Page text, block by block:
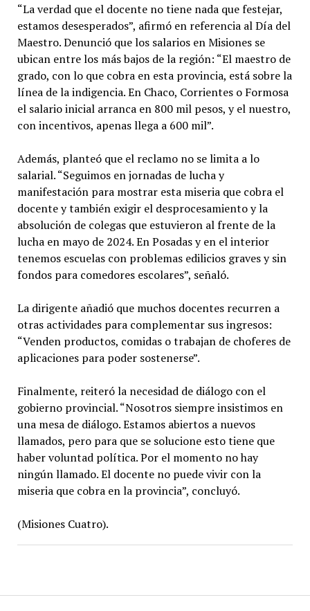
“La verdad que el docente no tiene nada que festejar,
estamos desesperados”, afirmó en referencia al Día del
Maestro. Denunció que los salarios en Misiones se
ubican entre los más bajos de la región: “El maestro de
grado, con lo que cobra en esta provincia, está sobre la
línea de la indigencia. En Chaco, Corrientes o Formosa
el salario inicial arranca en 800 mil pesos, y el nuestro,
con incentivos, apenas llega a 600 mil”.
Además, planteó que el reclamo no se limita a lo
salarial. “Seguimos en jornadas de lucha y
manifestación para mostrar esta miseria que cobra el
docente y también exigir el desprocesamiento y la
absolución de colegas que estuvieron al frente de la
lucha en mayo de 2024. En Posadas y en el interior
tenemos escuelas con problemas edilicios graves y sin
fondos para comedores escolares”, señaló.
La dirigente añadió que muchos docentes recurren a
otras actividades para complementar sus ingresos:
“Venden productos, comidas o trabajan de choferes de
aplicaciones para poder sostenerse”.
Finalmente, reiteró la necesidad de diálogo con el
gobierno provincial. “Nosotros siempre insistimos en
una mesa de diálogo. Estamos abiertos a nuevos
llamados, pero para que se solucione esto tiene que
haber voluntad política. Por el momento no hay
ningún llamado. El docente no puede vivir con la
miseria que cobra en la provincia”, concluyó.
(Misiones Cuatro).